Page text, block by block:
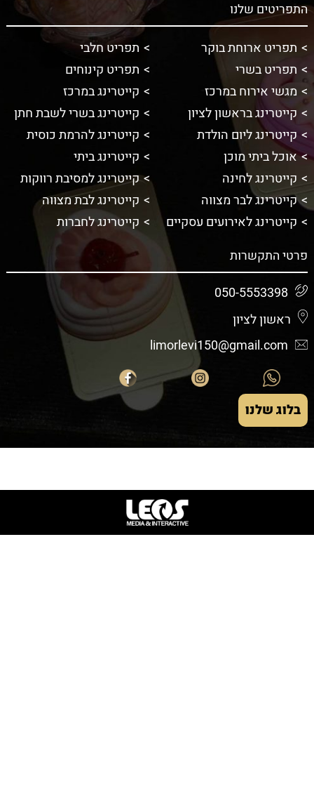
התפריטים שלנו
תפריט ארוחת בוקר
תפריט חלבי
תפריט בשרי
תפריט קינוחים
מגשי אירוח במרכז
קייטרינג במרכז
קייטרינג בראשון לציון
קייטרינג בשרי לשבת חתן
קייטרינג ליום הולדת
קייטרינג להרמת כוסית
אוכל ביתי מוכן
קייטרינג ביתי
קייטרינג לחינה
קייטרינג למסיבת רווקות
קייטרינג לבר מצווה
קייטרינג לבת מצווה
קייטרינג לאירועים עסקיים
קייטרינג לחברות
פרטי התקשרות
050-5553398
ראשון לציון
limorlevi150@gmail.com
בלוג שלנו